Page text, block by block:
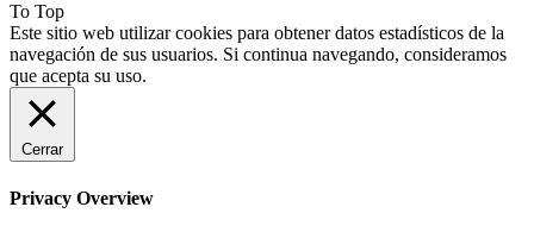
To Top
Este sitio web utilizar cookies para obtener datos estadísticos de la
navegación de sus usuarios. Si continua navegando, consideramos
que acepta su uso.
Cerrar
Privacy Overview